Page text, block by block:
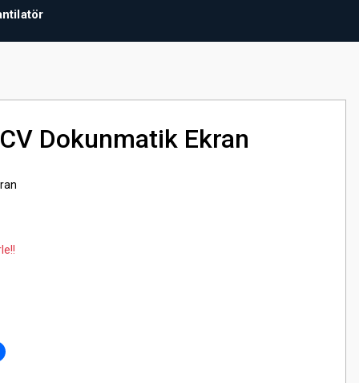
Dokunmatik Ekran